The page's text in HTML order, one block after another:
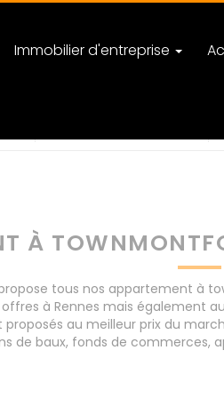
Immobilier d'entreprise
À
tous nos appartement
à Rennes mais également
au meilleur prix du
de baux, fonds de commerces,